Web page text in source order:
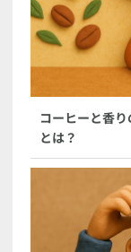
コーヒーと香
とは？